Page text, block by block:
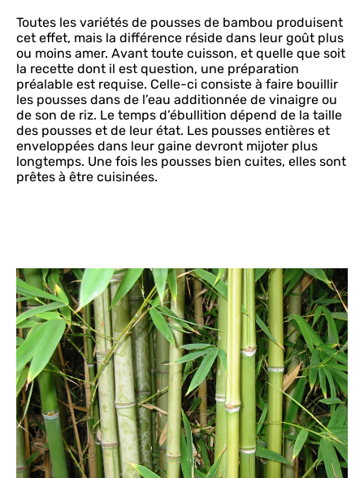
Toutes les variétés de pousses de bambou produisent
cet effet, mais la différence réside dans leur goût plus
ou moins amer. Avant toute cuisson, et quelle que soit
la recette dont il est question, une préparation
préalable est requise. Celle-ci consiste à faire bouillir
les pousses dans de l’eau additionnée de vinaigre ou
de son de riz. Le temps d’ébullition dépend de la taille
des pousses et de leur état. Les pousses entières et
enveloppées dans leur gaine devront mijoter plus
longtemps. Une fois les pousses bien cuites, elles sont
prêtes à être cuisinées.